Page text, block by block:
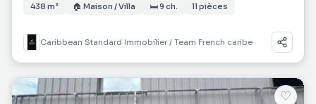
438 m² 🏠 Maison / Villa 🛏 9 ch. 11 pièces
Caribbean Standard Immobilier / Team French caribe
♡